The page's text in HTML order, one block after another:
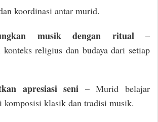
koordinasi antar murid.
musik dengan ritual –
konteks religius dan budaya dari setiap
apresiasi seni – Murid belajar
komposisi klasik dan tradisi musik.